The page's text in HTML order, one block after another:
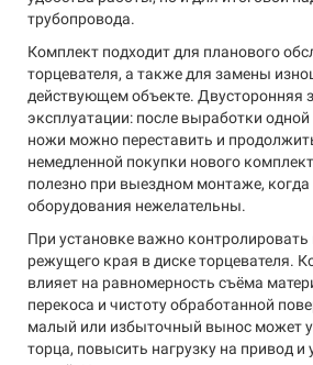
трубопровода.
Комплект подходит для планового
торцевателя, а также для замены
действующем объекте. Двусторонняя
эксплуатации: после выработки
ножи можно переставить и
немедленной покупки нового
полезно при выездном монтаже, когда
оборудования нежелательны.
При установке важно
режущего края в диске торцевателя.
влияет на равномерность съёма
перекоса и чистоту обработанной
малый или избыточный вынос может
торца, повысить нагрузку на привод и